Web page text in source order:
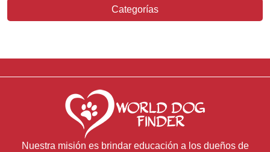
Categorías
Nuestra misión es brindar educación a los dueños de